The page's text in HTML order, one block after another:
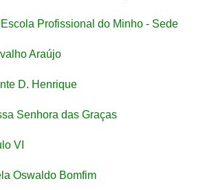
Profissional do Minho - Sede
Araújo
D. Henrique
Senhora das Graças
VI
Oswaldo Bomfim